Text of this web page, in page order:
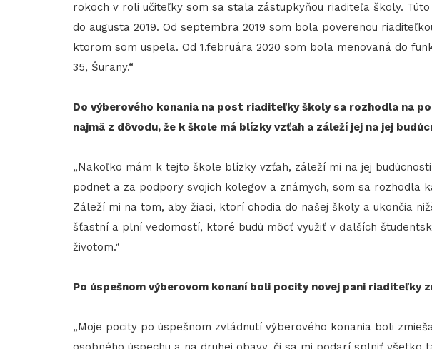
rokoch v roli učiteľky som sa stala zástupkyňou riaditeľa školy.
do augusta 2019. Od septembra 2019 som bola poverenou
ktorom som uspela. Od 1.februára 2020 som bola menovaná do
35, Šurany.“
Do výberového konania na post riaditeľky školy sa rozhodla na
najmä z dôvodu, že k škole má blízky vzťah a záleží jej na jej
„Nakoľko mám k tejto škole blízky vzťah, záleží mi na jej
podnet a za podpory svojich kolegov a známych, som sa rozhodla
Záleží mi na tom, aby žiaci, ktorí chodia do našej školy a ukončia
šťastní a plní vedomostí, ktoré budú môcť využiť v ďalších
životom.“
Po úspešnom výberovom konaní boli pocity novej pani riaditeľky
„Moje pocity po úspešnom zvládnutí výberového konania boli